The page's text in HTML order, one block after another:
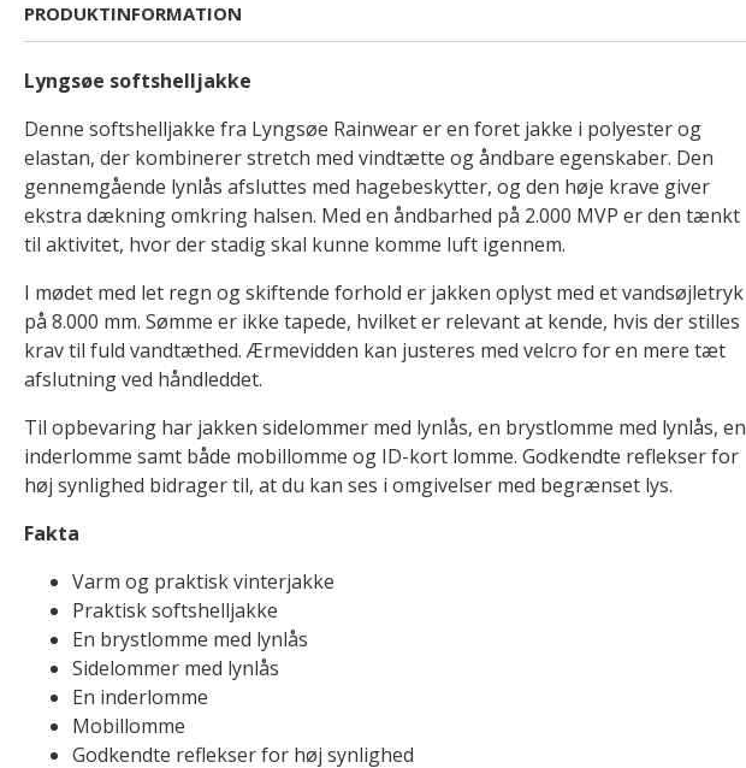
PRODUKTINFORMATION
Lyngsøe softshelljakke
Denne softshelljakke fra Lyngsøe Rainwear er en foret jakke i polyester og
elastan, der kombinerer stretch med vindtætte og åndbare egenskaber. Den
gennemgående lynlås afsluttes med hagebeskytter, og den høje krave giver
ekstra dækning omkring halsen. Med en åndbarhed på 2.000 MVP er den tænkt
til aktivitet, hvor der stadig skal kunne komme luft igennem.
I mødet med let regn og skiftende forhold er jakken oplyst med et vandsøjletryk
på 8.000 mm. Sømme er ikke tapede, hvilket er relevant at kende, hvis der stilles
krav til fuld vandtæthed. Ærmevidden kan justeres med velcro for en mere tæt
afslutning ved håndleddet.
Til opbevaring har jakken sidelommer med lynlås, en brystlomme med lynlås, en
inderlomme samt både mobillomme og ID-kort lomme. Godkendte reflekser for
høj synlighed bidrager til, at du kan ses i omgivelser med begrænset lys.
Fakta
Varm og praktisk vinterjakke
Praktisk softshelljakke
En brystlomme med lynlås
Sidelommer med lynlås
En inderlomme
Mobillomme
Godkendte reflekser for høj synlighed